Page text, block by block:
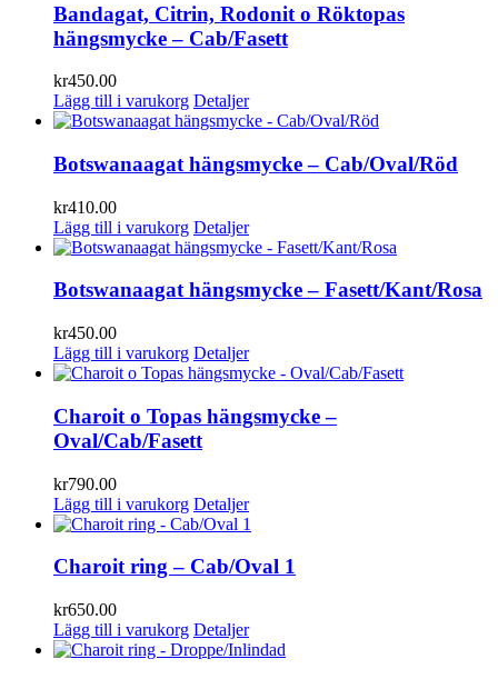
Bandagat, Citrin, Rodonit o Röktopas
hängsmycke – Cab/Fasett
kr450.00
Lägg till i varukorg Detaljer
Botswanaagat hängsmycke – Cab/Oval/Röd
kr410.00
Lägg till i varukorg Detaljer
Botswanaagat hängsmycke – Fasett/Kant/Rosa
kr450.00
Lägg till i varukorg Detaljer
Charoit o Topas hängsmycke –
Oval/Cab/Fasett
kr790.00
Lägg till i varukorg Detaljer
Charoit ring – Cab/Oval 1
kr650.00
Lägg till i varukorg Detaljer